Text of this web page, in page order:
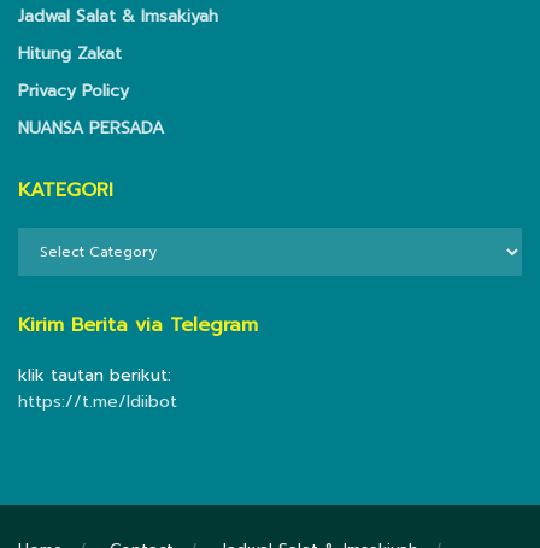
Jadwal Salat & Imsakiyah
Hitung Zakat
Privacy Policy
NUANSA PERSADA
KATEGORI
Kirim Berita via Telegram
klik tautan berikut:
https://t.me/ldiibot